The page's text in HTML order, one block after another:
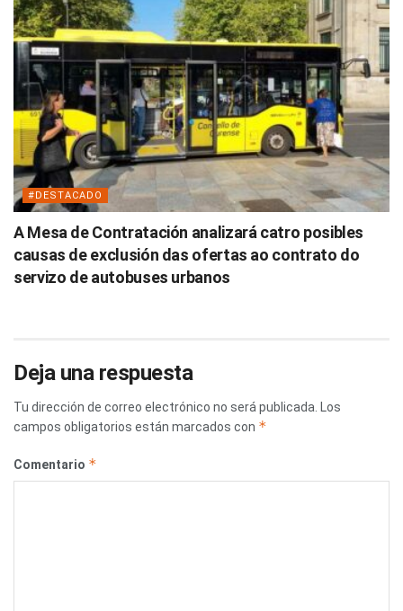
#DESTACADO
A Mesa de Contratación analizará catro posibles
causas de exclusión das ofertas ao contrato do
servizo de autobuses urbanos
Deja una respuesta
Tu dirección de correo electrónico no será publicada.
Los
campos obligatorios están marcados con *
Comentario *